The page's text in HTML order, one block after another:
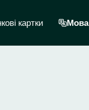
картки Мова